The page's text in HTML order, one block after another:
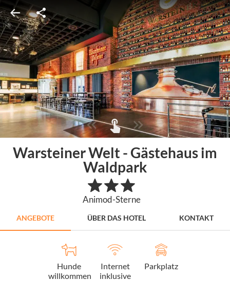
Warsteiner Welt - Gästehaus im
Waldpark
Animod-Sterne
ANGEBOTE ÜBER DAS HOTEL KONTAKT
Hunde
willkommen
Internet
inklusive
Parkplatz